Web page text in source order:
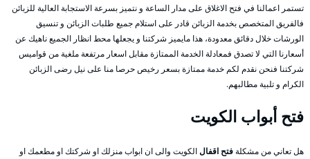
تستمر اعمالنا في فتح الاغلاق على مدار الساعة و نتميز بسرعة الاستجابة العالية للزبائن
فالفريق المتخصص بخدمة الزبائن قادر على استلام جميع طلبات الزبائن و تنسيق
الورشات خلال دقائق معدودة، هذا مايميز شركتنا و يجعلها محط انظار الجميع ناهيك عن
أسعارنا التي لا تصدق فمعادلة الخدمة الممتازة مقابل اسعار مرتفعة ملغية من قواميس
شركتنا فنحن نقدم لكم خدمة ممتازة بسعر رخيص حرصا منا على نيل رضى الزبائن
الكرام و تلبية مطالبهم.
فتح أبواب الكويت
هل تعاني من مشكلةفتح اقفالالكويت والى ان ابواب منزلك او شركتك او مطعمك او